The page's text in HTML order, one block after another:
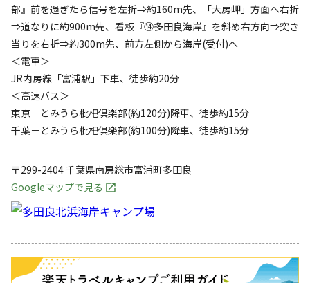
部』前を過ぎたら信号を左折⇒約160m先、「大房岬」方面へ右折
⇒道なりに約900m先、看板『⑭多田良海岸』を斜め右方向⇒突き
当りを右折⇒約300m先、前方左側から海岸(受付)へ
＜電車＞
JR内房線「富浦駅」下車、徒歩約20分
＜高速バス＞
東京－とみうら枇杷倶楽部(約120分)降車、徒歩約15分
千葉－とみうら枇杷倶楽部(約100分)降車、徒歩約15分
〒299-2404千葉県南房総市富浦町多田良
Googleマップで見る
キャンペーン